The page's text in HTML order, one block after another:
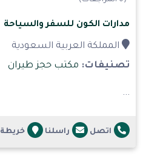
مدارات الكون للسفر والسياحة
المملكة العربية السعودية
تصنيفات: مكتب حجز طيران
...
اتصل راسلنا خريطة